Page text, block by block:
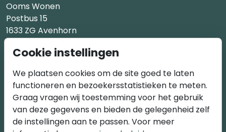
Ooms Wonen
Postbus 15
1633 ZG Avenhorn
M3 Projectontwikkeling
Generaal Berenschotlaan 211-213
2283 JM Rijswijk
Cookie instellingen
We plaatsen cookies om de site goed te laten
functioneren en bezoekersstatistieken te meten.
Graag vragen wij toestemming voor het gebruik
van deze gegevens en bieden de gelegenheid zelf
de instellingen aan te passen. Voor meer